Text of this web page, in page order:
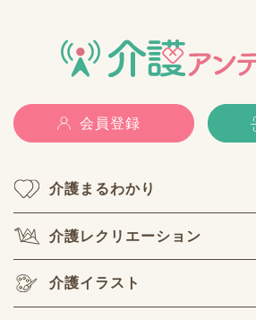
会員登録
介護まるわかり
介護レクリエーション
介護イラスト